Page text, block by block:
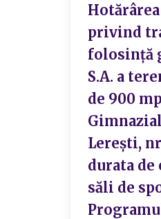
Hotărârea
privind
folosință
S.A. a
de 900
Lerești,
durata de
săli de